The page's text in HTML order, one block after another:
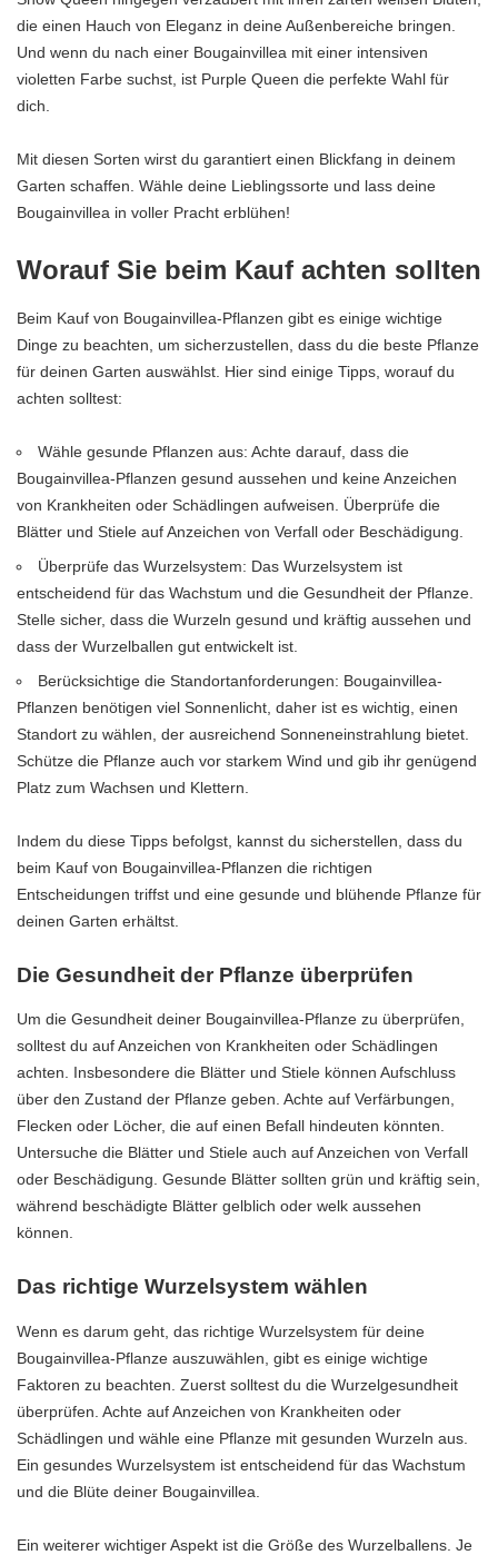
die einen Hauch von Eleganz in deine Außenbereiche bringen.
Und wenn du nach einer Bougainvillea mit einer intensiven
violetten Farbe suchst, ist Purple Queen die perfekte Wahl für
dich.
Mit diesen Sorten wirst du garantiert einen Blickfang in deinem
Garten schaffen. Wähle deine Lieblingssorte und lass deine
Bougainvillea in voller Pracht erblühen!
Worauf Sie beim Kauf achten sollten
Beim Kauf von Bougainvillea-Pflanzen gibt es einige wichtige
Dinge zu beachten, um sicherzustellen, dass du die beste Pflanze
für deinen Garten auswählst. Hier sind einige Tipps, worauf du
achten solltest:
Wähle gesunde Pflanzen aus: Achte darauf, dass die
Bougainvillea-Pflanzen gesund aussehen und keine Anzeichen
von Krankheiten oder Schädlingen aufweisen. Überprüfe die
Blätter und Stiele auf Anzeichen von Verfall oder Beschädigung.
Überprüfe das Wurzelsystem: Das Wurzelsystem ist
entscheidend für das Wachstum und die Gesundheit der Pflanze.
Stelle sicher, dass die Wurzeln gesund und kräftig aussehen und
dass der Wurzelballen gut entwickelt ist.
Berücksichtige die Standortanforderungen: Bougainvillea-
Pflanzen benötigen viel Sonnenlicht, daher ist es wichtig, einen
Standort zu wählen, der ausreichend Sonneneinstrahlung bietet.
Schütze die Pflanze auch vor starkem Wind und gib ihr genügend
Platz zum Wachsen und Klettern.
Indem du diese Tipps befolgst, kannst du sicherstellen, dass du
beim Kauf von Bougainvillea-Pflanzen die richtigen
Entscheidungen triffst und eine gesunde und blühende Pflanze für
deinen Garten erhältst.
Die Gesundheit der Pflanze überprüfen
Um die Gesundheit deiner Bougainvillea-Pflanze zu überprüfen,
solltest du auf Anzeichen von Krankheiten oder Schädlingen
achten. Insbesondere die Blätter und Stiele können Aufschluss
über den Zustand der Pflanze geben. Achte auf Verfärbungen,
Flecken oder Löcher, die auf einen Befall hindeuten könnten.
Untersuche die Blätter und Stiele auch auf Anzeichen von Verfall
oder Beschädigung. Gesunde Blätter sollten grün und kräftig sein,
während beschädigte Blätter gelblich oder welk aussehen
können.
Das richtige Wurzelsystem wählen
Wenn es darum geht, das richtige Wurzelsystem für deine
Bougainvillea-Pflanze auszuwählen, gibt es einige wichtige
Faktoren zu beachten. Zuerst solltest du die Wurzelgesundheit
überprüfen. Achte auf Anzeichen von Krankheiten oder
Schädlingen und wähle eine Pflanze mit gesunden Wurzeln aus.
Ein gesundes Wurzelsystem ist entscheidend für das Wachstum
und die Blüte deiner Bougainvillea.
Ein weiterer wichtiger Aspekt ist die Größe des Wurzelballens. Je